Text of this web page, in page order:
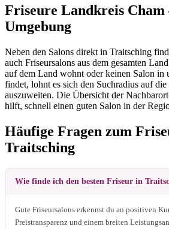
Friseure Landkreis Cham
Umgebung
Neben den Salons direkt in Traitsching
auch Friseursalons aus dem gesamten
auf dem Land wohnt oder keinen Salon in
findet, lohnt es sich den Suchradius auf
auszuweiten. Die Übersicht der
hilft, schnell einen guten Salon in der
Häufige Fragen zum
Traitsching
Wie finde ich den besten Friseur in
Gute Friseursalons erkennst du an positiven
Preistransparenz und einem breiten